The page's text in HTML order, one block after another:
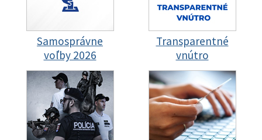
Samosprávne
voľby 2026
Transparentné
vnútro